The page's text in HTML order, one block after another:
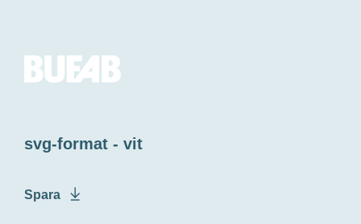
svg-format - vit
Spara